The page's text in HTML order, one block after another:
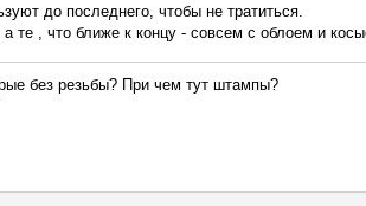
до последнего, чтобы не тратиться.
те , что ближе к концу - совсем с облоем и
без резьбы? При чем тут штампы?